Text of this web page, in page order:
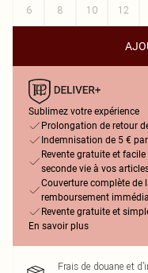
6
8 10 12
Sublimez votre expérience
Prolongation de retour
Indemnisation de 5 €
Revente gratuite et
seconde vie à vos
Couverture complète de
remboursement
Revente gratuite et
En savoir plus
Frais de douane et